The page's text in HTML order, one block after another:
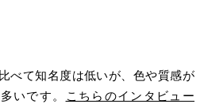
べて知名度は低いが、色や質感が
いです。
こちらのインタビュー